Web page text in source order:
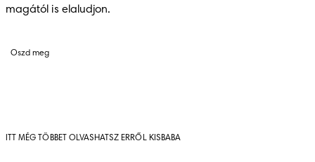
magától is elaludjon.
Oszd meg
ITT MÉG TÖBBET OLVASHATSZ ERRŐL KISBABA